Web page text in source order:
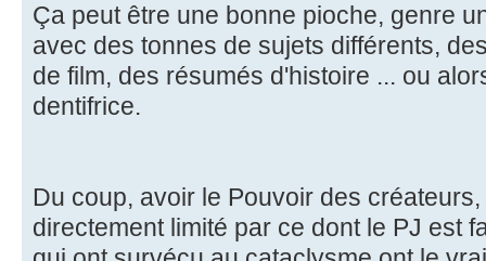
Ça peut être une bonne pioche, genre
avec des tonnes de sujets différents,
de film, des résumés d'histoire ... ou
dentifrice.
Du coup, avoir le Pouvoir des
directement limité par ce dont le PJ est